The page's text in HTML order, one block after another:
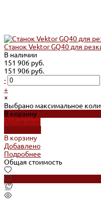
Станок Vektor GQ40 для
В наличии
151 906 руб.
151 906 руб.
-
+
×
Выбрано максимальное
В корзину
Добавлено
В корзину
Добавлено
Подробнее
Общая стоимость